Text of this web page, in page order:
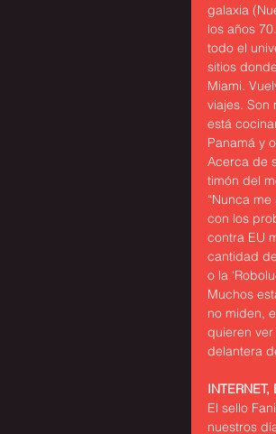
galaxia
los años
todo el
sitios
Miami.
viajes. Son
está
Panamá y
Acerca de
timón del
“Nunca
con los
contra EU
cantidad
o la
Muchos
no miden,
quieren
delantera
INTERNET,
El sello
nuestros